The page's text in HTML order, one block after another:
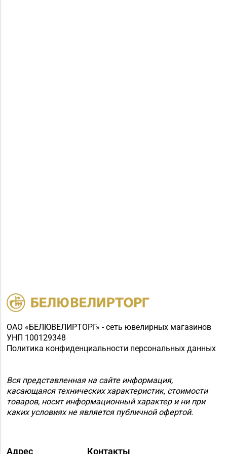
ОАО «БЕЛЮВЕЛИРТОРГ» - сеть ювелирных магазинов
УНП 100129348
Политика конфиденциальности персональных данных
Вся представленная на сайте информация,
касающаяся технических характеристик, стоимости
товаров, носит информационный характер и ни при
каких условиях не является публичной офертой.
Адрес Контакты